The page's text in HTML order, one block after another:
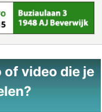
of video die je